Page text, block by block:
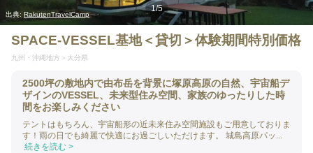
出典: RakutenTravelCamp
1/5
SPACE-VESSEL基地＜貸切＞体験期間特別価格
九州・沖縄地方 大分県
2500坪の敷地内で由布岳を背景に塚原高原の自然、宇宙船デ
ザインのVESSEL、未来型住み空間、家族のゆったりした時
間をお楽しみください
テントはもちろん、宇宙船形の近未来住み空間施設もご用意しておりま
す！雨の日でも綺麗で快適にお過ごしいただけます。 城島高原パッ...
続きを読む >